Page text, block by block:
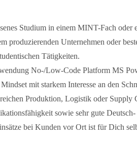
Studium in einem MINT-Fach oder
produzierenden Unternehmen oder
Tätigkeiten.
No-/Low-Code Platform MS
mit starkem Interesse an den
Produktion, Logistik oder Supply
sowie sehr gute
bei Kunden vor Ort ist für Dich